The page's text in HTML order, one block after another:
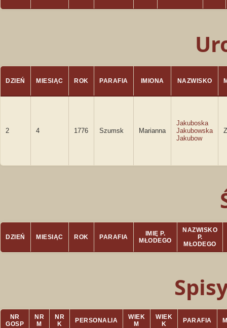
DZIEŃ MIESIĄC ROK PARAFIA IMIONA NAZWISKO
2 4 1776 Szumsk Marianna
Jakuboska
Jakubowska
Jakubow
DZIEŃ MIESIĄC ROK PARAFIA
IMIĘ P.
MŁODEGO
NAZWISKO
P.
MŁODEGO
NR
GOSP
NR
M
NR
K
PERSONALIA
WIEK
M
WIEK
K
PARAFIA